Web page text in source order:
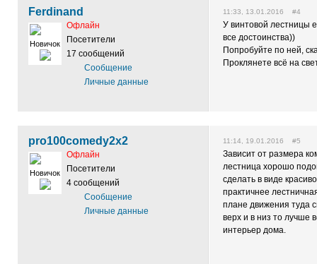
Ferdinand
Новичок
Офлайн
Посетители
17 сообщений
Сообщение
Личные данные
11:33, 13.01.2016 #4
У винтовой лестницы
все достоинства))
Попробуйте по ней,
Проклянете всё на
pro100comedy2x2
Новичок
Офлайн
Посетители
4 сообщений
Сообщение
Личные данные
11:14, 19.01.2016 #5
Зависит от размера
лестница хорошо
сделать в виде
практичнее
плане движения туда
верх и в низ то лучше
интерьер дома.